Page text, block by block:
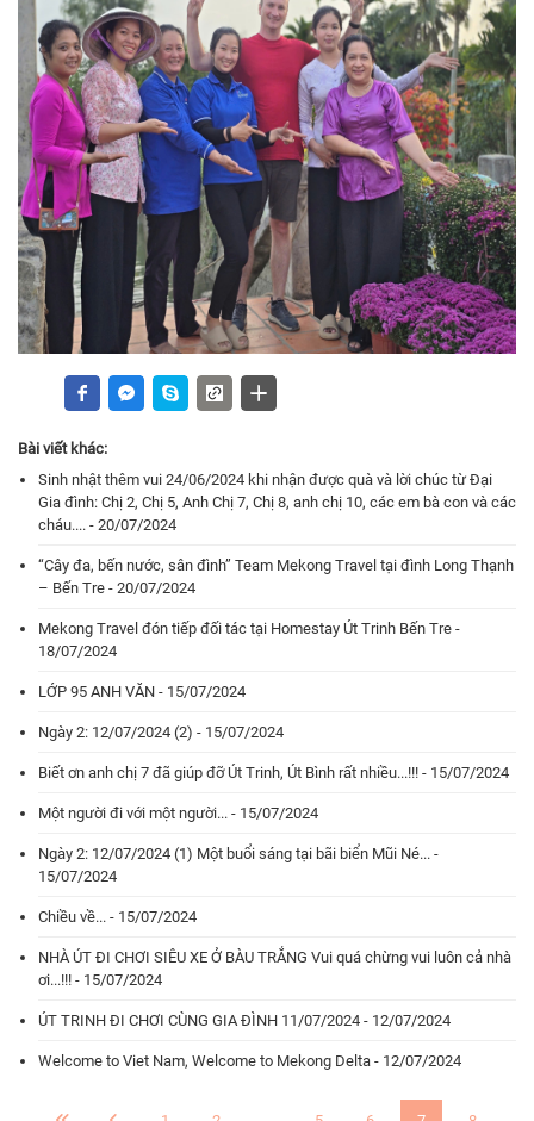
Bài viết khác:
Sinh nhật thêm vui 24/06/2024 khi nhận được quà và lời chúc từ Đại
Gia đình: Chị 2, Chị 5, Anh Chị 7, Chị 8, anh chị 10, các em bà con và các
cháu.... - 20/07/2024
“Cây đa, bến nước, sân đình” Team Mekong Travel tại đình Long Thạnh
– Bến Tre - 20/07/2024
Mekong Travel đón tiếp đối tác tại Homestay Út Trinh Bến Tre -
18/07/2024
LỚP 95 ANH VĂN - 15/07/2024
Ngày 2: 12/07/2024 (2) - 15/07/2024
Biết ơn anh chị 7 đã giúp đỡ Út Trinh, Út Bình rất nhiều...!!! - 15/07/2024
Một người đi với một người... - 15/07/2024
Ngày 2: 12/07/2024 (1) Một buổi sáng tại bãi biển Mũi Né... -
15/07/2024
Chiều về... - 15/07/2024
NHÀ ÚT ĐI CHƠI SIÊU XE Ở BÀU TRẮNG Vui quá chừng vui luôn cả nhà
ơi...!!! - 15/07/2024
ÚT TRINH ĐI CHƠI CÙNG GIA ĐÌNH 11/07/2024 - 12/07/2024
Welcome to Viet Nam, Welcome to Mekong Delta - 12/07/2024